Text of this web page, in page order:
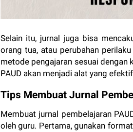
Selain itu, jurnal juga bisa
orang tua, atau perubahan
metode pengajaran sesuai dengan
PAUD akan menjadi alat yang
Tips Membuat Jurnal
Membuat jurnal pembelajaran
oleh guru. Pertama, gunakan